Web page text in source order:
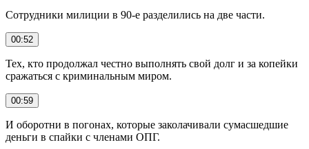
Сотрудники милиции в 90-е разделились на две части.
00:52
Тех, кто продолжал честно выполнять свой долг и за копейки
сражаться с криминальным миром.
00:59
И оборотни в погонах, которые заколачивали сумасшедшие
деньги в спайки с членами ОПГ.